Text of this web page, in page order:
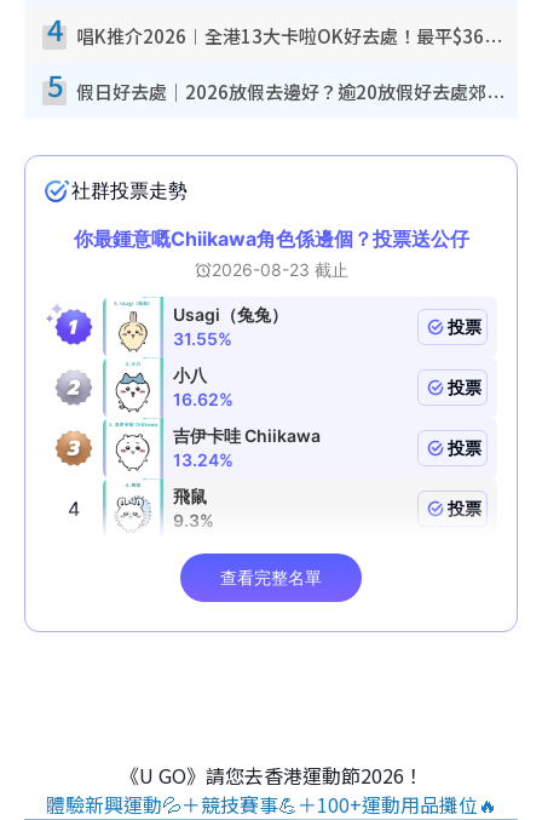
4 唱K推介2026︱全港13大卡啦OK好去處！最平$36起 日文K都有！(附地址+收費詳情)
5 假日好去處｜2026放假去邊好？逾20放假好去處郊外/秘景 休閒半日或一日遊
《U GO》請您去香港運動節2026！
體驗新興運動💦＋競技賽事💪＋100+運動用品攤位🔥